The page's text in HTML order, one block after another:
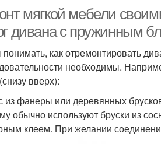
мягкой мебели
дивана с пружинным
как отремонтировать
необходимы.
вверх):
из фанеры или деревянных
обычно используют бруски из
клеем. При желании